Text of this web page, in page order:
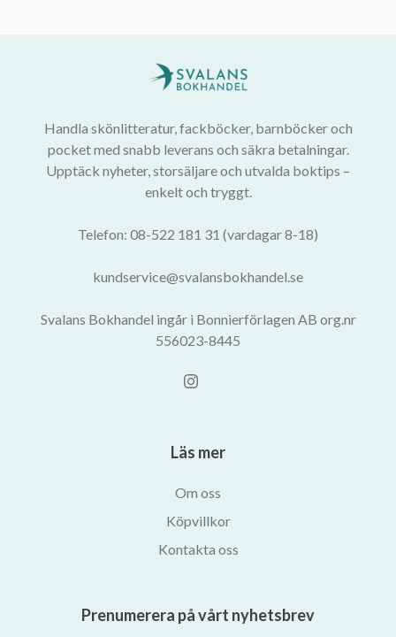
Handla skönlitteratur, fackböcker, barnböcker och
pocket med snabb leverans och säkra betalningar.
Upptäck nyheter, storsäljare och utvalda boktips –
enkelt och tryggt.
Telefon: 08-522 181 31 (vardagar 8-18)
kundservice@svalansbokhandel.se
Svalans Bokhandel ingår i Bonnierförlagen AB org.nr
556023-8445
Läs mer
Om oss
Köpvillkor
Kontakta oss
Prenumerera på vårt nyhetsbrev